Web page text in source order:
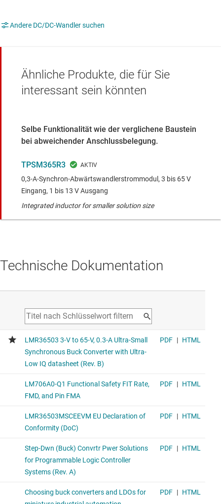
Andere DC/DC-Wandler suchen
Ähnliche Produkte, die für Sie
interessant sein könnten
Selbe Funktionalität wie der verglichene Baustein
bei abweichender Anschlussbelegung.
TPSM365R3
0,3-A-Synchron-Abwärtswandlerstrommodul, 3 bis 65 V
Eingang, 1 bis 13 V Ausgang
Integrated inductor for smaller solution size
Technische Dokumentation